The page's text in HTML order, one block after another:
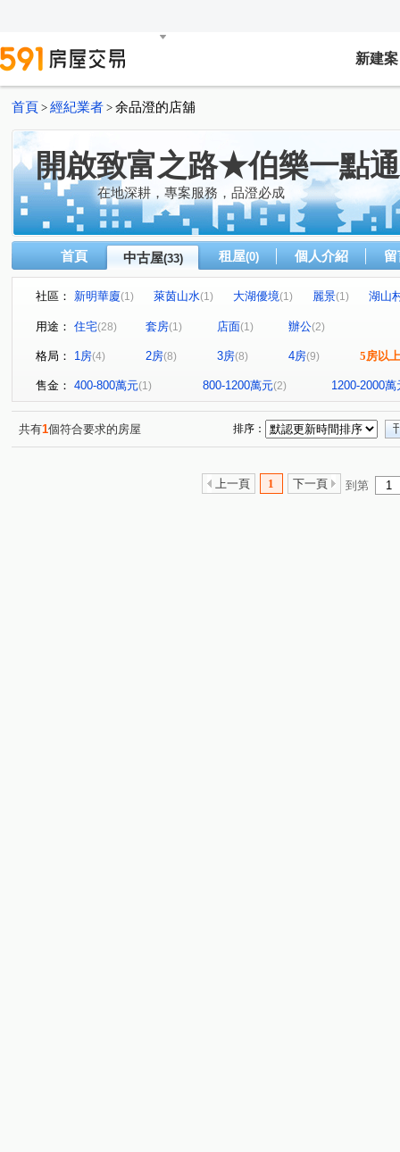
新建案
首頁 > 經紀業者 > 余品澄的店舖
開啟致富之路★伯樂一點通
在地深耕，專案服務，品澄必成
首頁 中古屋(33) 租屋(0) 個人介紹
社區： 新明華廈(1) 萊茵山水(1) 大湖優境(1) 麗景(1)
湖山
昇陽之道
瓏山林藝術館(1) (1)
錦和麗園 陽光水岸 綠大地 時間之外 (1)
城
福邸龍門A區(1) (1) 華隆經貿(1) 中研首席(1)
力霸國鼎大廈(1) 詠大直(1) 新明路(1) 康寧路一段(2)
星雲街(4) 康寧路三段(3) 成功路四段 (2)
新豐街(1) 行善路(2) 新台五路二段(1) 明水路(1)
陽
(1) 文湖街 (1)
用途： 住宅(28) 套房(1) 店面(1) 辦公(2)
格局： 1房(4) 2房(8) 3房(8) 4房(9) 5房以上
售金： 400-800萬元(1) 800-1200萬元(2) 1200-2000萬
共有1個符合要求的房屋 排序：
上一頁 1 下一頁 到第